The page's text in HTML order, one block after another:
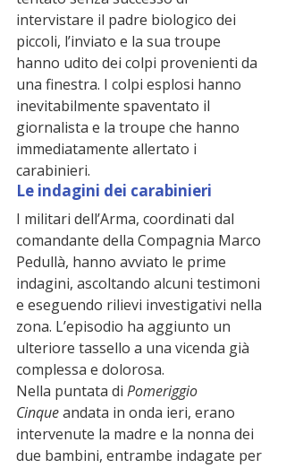
intervistare il padre biologico dei
piccoli, l’inviato e la sua troupe
hanno udito dei colpi provenienti da
una finestra. I colpi esplosi hanno
inevitabilmente spaventato il
giornalista e la troupe che hanno
immediatamente allertato i
carabinieri.
Le indagini dei carabinieri
I militari dell’Arma, coordinati dal
comandante della Compagnia Marco
Pedullà, hanno avviato le prime
indagini, ascoltando alcuni testimoni
e eseguendo rilievi investigativi nella
zona. L’episodio ha aggiunto un
ulteriore tassello a una vicenda già
complessa e dolorosa.
Nella puntata di Pomeriggio
Cinque andata in onda ieri, erano
intervenute la madre e la nonna dei
due bambini, entrambe indagate per